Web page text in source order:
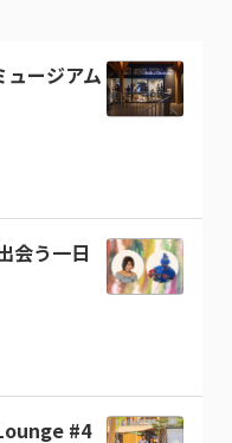
ージアム
会う一日
#4